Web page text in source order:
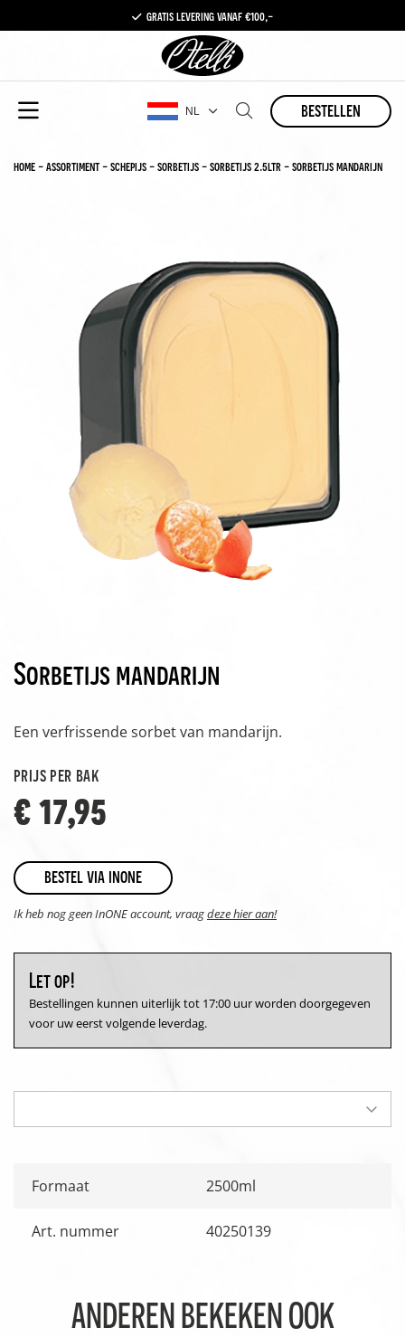
gratis levering vanaf €100,-
1 a 2 leveringen per week in nederland en (gedeelte) belgië
NL bestellen
home-assortiment-schepijs-sorbetijs-sorbetijs 2.5ltr-sorbetijs mandarijn
Sorbetijs mandarijn
Een verfrissende sorbet van mandarijn.
prijs per bak
€ 17,95
bestel via inone
Ik heb nog geen InONE account, vraagdeze hier aan!
Let op!
Bestellingen kunnen uiterlijk tot 17:00 uur worden doorgegeven
voor uw eerst volgende leverdag.
Formaat 2500ml
Art. nummer 40250139
ANDEREN BEKEKEN OOK